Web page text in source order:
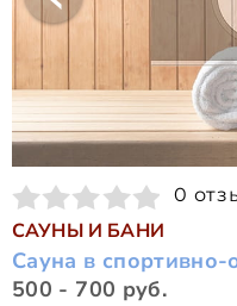
0
САУНЫ И БАНИ
Сауна в спортивно-
500 - 700 руб.